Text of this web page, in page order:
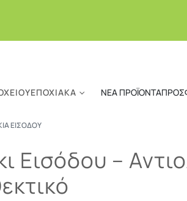
ΕΠΟΧΙΑΚΆ ΝΈΑ ΠΡΟΪΌΝΤΑ
ΕΙΣΌΔΟΥ
Εισόδου –